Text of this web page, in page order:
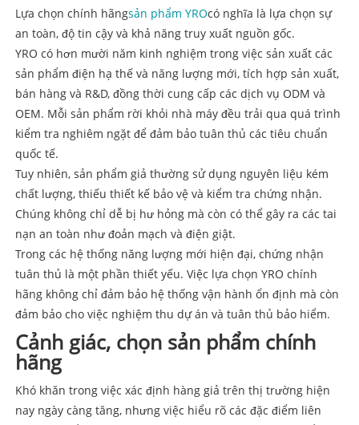
Lựa chọn chính hãngsản phẩm YROcó nghĩa là lựa chọn sự
an toàn, độ tin cậy và khả năng truy xuất nguồn gốc.
YRO có hơn mười năm kinh nghiệm trong việc sản xuất các
sản phẩm điện hạ thế và năng lượng mới, tích hợp sản xuất,
bán hàng và R&D, đồng thời cung cấp các dịch vụ ODM và
OEM. Mỗi sản phẩm rời khỏi nhà máy đều trải qua quá trình
kiểm tra nghiêm ngặt để đảm bảo tuân thủ các tiêu chuẩn
quốc tế.
Tuy nhiên, sản phẩm giả thường sử dụng nguyên liệu kém
chất lượng, thiếu thiết kế bảo vệ và kiểm tra chứng nhận.
Chúng không chỉ dễ bị hư hỏng mà còn có thể gây ra các tai
nạn an toàn như đoản mạch và điện giật.
Trong các hệ thống năng lượng mới hiện đại, chứng nhận
tuân thủ là một phần thiết yếu. Việc lựa chọn YRO chính
hãng không chỉ đảm bảo hệ thống vận hành ổn định mà còn
đảm bảo cho việc nghiệm thu dự án và tuân thủ bảo hiểm.
Cảnh giác, chọn sản phẩm chính
hãng
Khó khăn trong việc xác định hàng giả trên thị trường hiện
nay ngày càng tăng, nhưng việc hiểu rõ các đặc điểm liên